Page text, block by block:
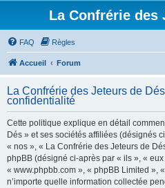
La Confrérie des
FAQ Règles
Accueil Forum
La Confrérie des Jeteurs de
confidentialité
Cette politique explique en détail
Dés » et ses sociétés affiliées (désignés
« nos », « La Confrérie des Jeteurs de
phpBB (désigné ci-après par « ils », «
« www.phpbb.com », « phpBB Limited »,
n’importe quelle information collectée